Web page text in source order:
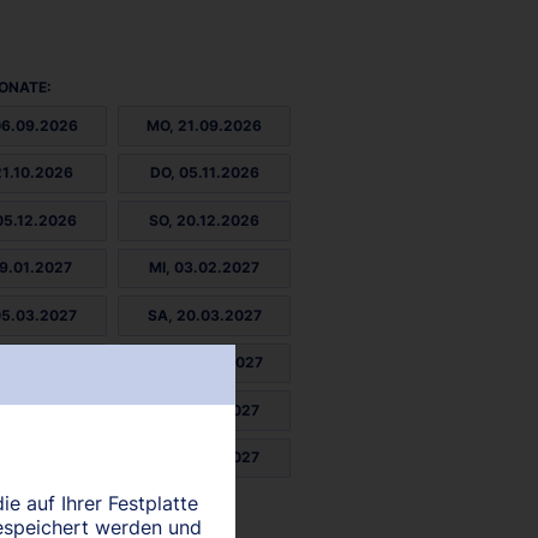
MO, 21.09.2026
DO, 05.11.2026
SO, 20.12.2026
MI, 03.02.2027
SA, 20.03.2027
MO, 03.05.2027
DO, 17.06.2027
SO, 01.08.2027
auf Ihrer Festplatte
werden und